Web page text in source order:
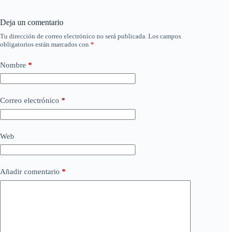
Deja un comentario
Tu dirección de correo electrónico no será publicada. Los campos
obligatorios están marcados con *
Nombre *
Correo electrónico *
Web
Añadir comentario *